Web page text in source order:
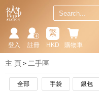
購物車
繁
HKD
註冊
登入
主 頁 二手區
全部 手袋 銀包